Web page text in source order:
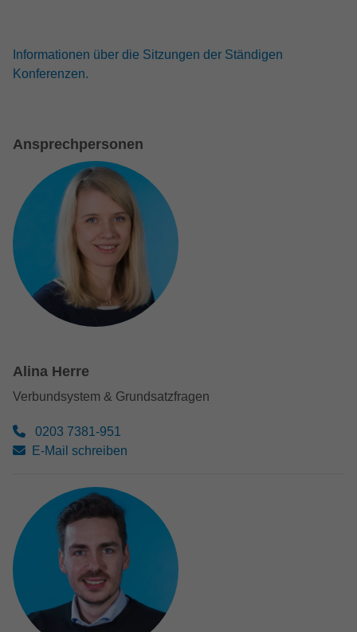
Informationen über die Sitzungen der Ständigen
Konferenzen.
Ansprechpersonen
Alina Herre
Verbundsystem & Grundsatzfragen
0203 7381-951
E-Mail schreiben